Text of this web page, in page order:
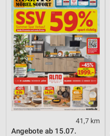
41,7 km
Angebote ab 15.07.